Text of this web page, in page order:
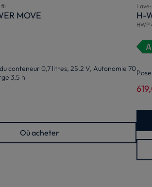
fil
MOVE
conteneur 0,7 litres, 25.2 V, Autonomie 70
3,5 h
Où acheter
H-
HWP